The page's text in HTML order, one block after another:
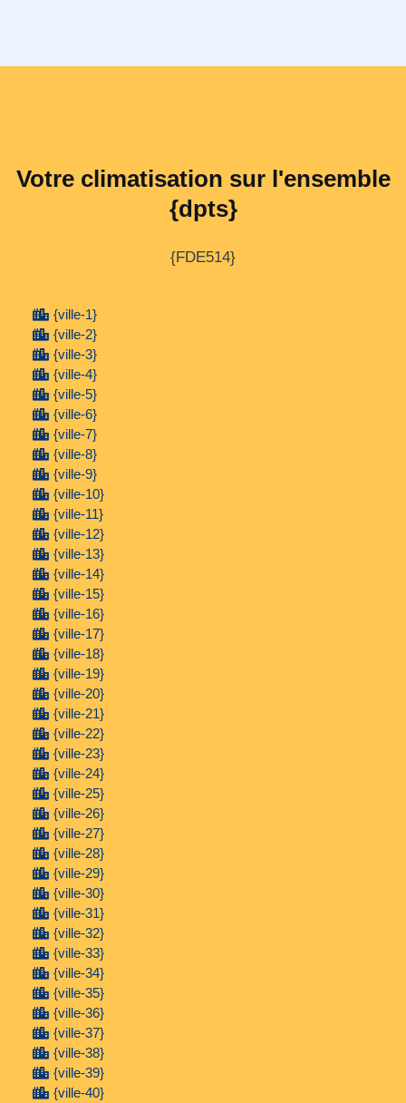
Votre climatisation sur l'ensemble
{dpts}
{FDE514}
{ville-1}
{ville-2}
{ville-3}
{ville-4}
{ville-5}
{ville-6}
{ville-7}
{ville-8}
{ville-9}
{ville-10}
{ville-11}
{ville-12}
{ville-13}
{ville-14}
{ville-15}
{ville-16}
{ville-17}
{ville-18}
{ville-19}
{ville-20}
{ville-21}
{ville-22}
{ville-23}
{ville-24}
{ville-25}
{ville-26}
{ville-27}
{ville-28}
{ville-29}
{ville-30}
{ville-31}
{ville-32}
{ville-33}
{ville-34}
{ville-35}
{ville-36}
{ville-37}
{ville-38}
{ville-39}
{ville-40}